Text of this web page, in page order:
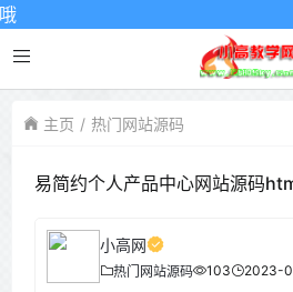
主页 热门网站源码
易简约个人产品中心网站源码
小高网
热门网站源码 103 2023-